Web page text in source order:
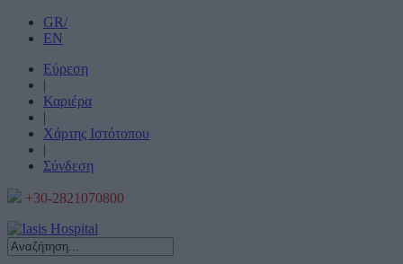
GR/
EN
Εύρεση
|
Καριέρα
|
Χάρτης Ιστότοπου
|
Σύνδεση
+30-2821070800